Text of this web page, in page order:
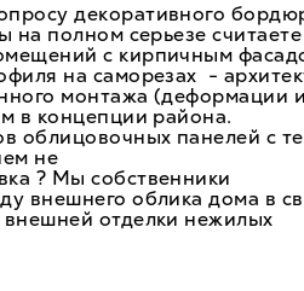
декоративного
на полном серьезе
с кирпичным
на саморезах -
монтажа (деформации
в концепции района.
облицовочных панелей с
не
? Мы собственники
внешнего облика дома в
отделки нежилых